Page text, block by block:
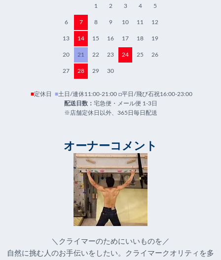
1 2 3 4 5
6 7 8 9 10 11 12
13 14 15 16 17 18 19
20 21 22 23 24 25 26
27 28 29 30
■定休日 ■土日/連休11:00-21:00 □平日/飛び石祝16:00-23:00
配送日数： 宅急便・メール便 1-3日
※店舗定休日以外、365日毎日配送
オーナーコメント
＼クライマーのためにいいものを／
自然に挑む人のお手伝いをしたい。クライマークオリティを多